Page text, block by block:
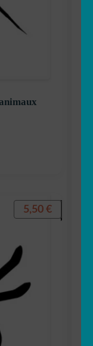
5,50 €